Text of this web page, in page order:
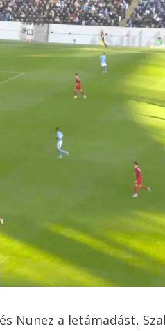
Nunez a letámadást,